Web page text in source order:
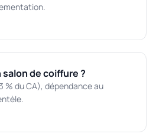
de coiffure ?
% du CA), dépendance au